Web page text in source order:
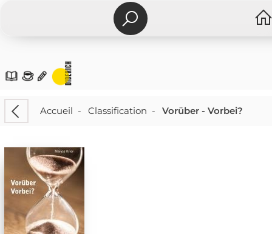
Accueil - Classification - Vorüber - Vorbei?